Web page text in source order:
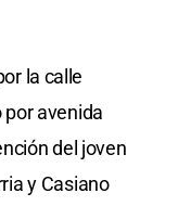
la calle
avenida
del joven
y Casiano